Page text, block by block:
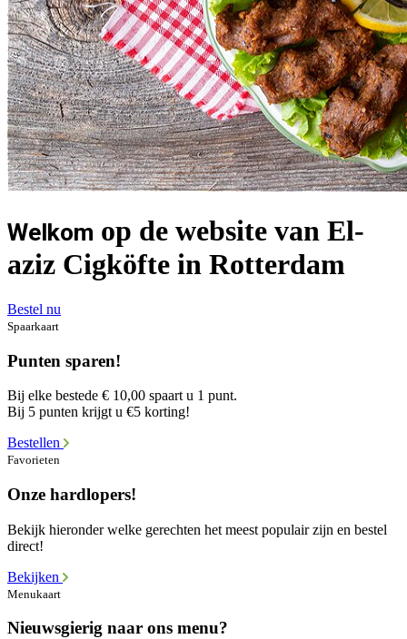
Welkom op de website van El-
aziz Cigköfte in Rotterdam
Bestel nu
Spaarkaart
Punten sparen!
Bij elke bestede € 10,00 spaart u 1 punt.
Bij 5 punten krijgt u €5 korting!
Bestellen
Favorieten
Onze hardlopers!
Bekijk hieronder welke gerechten het meest populair zijn en bestel
direct!
Bekijken
Menukaart
Nieuwsgierig naar ons menu?